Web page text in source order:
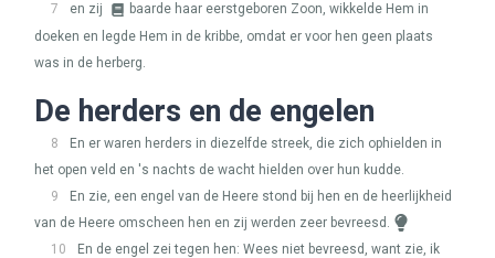
7
en zij
baarde haar eerstgeboren Zoon, wikkelde Hem in
doeken en legde Hem in de kribbe, omdat er voor hen geen plaats
was in de herberg.
De herders en de engelen
8
En er waren herders in diezelfde streek, die zich ophielden in
het open veld en 's nachts de wacht hielden over hun kudde.
9
En zie, een engel van de Heere stond bij hen en de heerlijkheid
van de Heere omscheen hen en zij werden zeer bevreesd.
10
En de engel zei tegen hen: Wees niet bevreesd, want zie, ik